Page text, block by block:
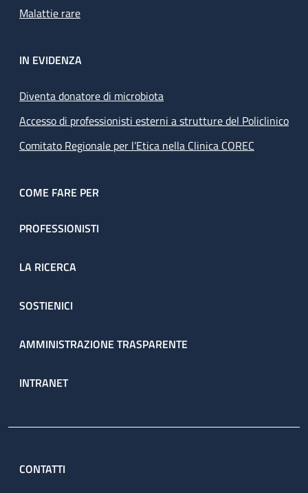
Malattie rare
IN EVIDENZA
Diventa donatore di microbiota
Accesso di professionisti esterni a strutture del Policlinico
Comitato Regionale per l’Etica nella Clinica COREC
COME FARE PER
PROFESSIONISTI
LA RICERCA
SOSTIENICI
AMMINISTRAZIONE TRASPARENTE
INTRANET
CONTATTI